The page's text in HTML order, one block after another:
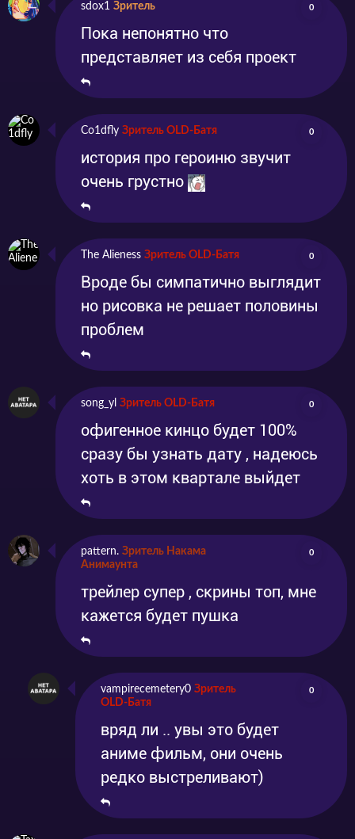
её жизнь. Умико понимает, что фильмы –
это не просто развлечение, а целые истории.
Она с головой погружается в мир
кинопроизводства.
sdox1 Зритель 0
Пока непонятно что
представляет из себя проект
Co1dfly Зритель OLD-Батя 0
история про героиню звучит
очень грустно
The Alieness Зритель OLD-Батя 0
Вроде бы симпатично выглядит
но рисовка не решает половины
проблем
song_yl Зритель OLD-Батя 0
офигенное кинцо будет 100%
сразу бы узнать дату , надеюсь
хоть в этом квартале выйдет
pattern. Зритель Накама
Анимаунта
0
трейлер супер , скрины топ, мне
кажется будет пушка
vampirecemetery0 Зритель
OLD-Батя
0
вряд ли .. увы это будет
аниме фильм, они очень
редко выстреливают)